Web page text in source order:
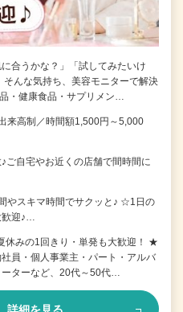
に合うかな？」「試してみたいけ
んな気持ち、美容モニターで解決
・健康食品・サプリメン…
来高制／時間額1,500円～5,000
自宅やお近くの店舗で間時間に
やスキマ時間でサクッと♪ ☆1日の
歓迎♪…
休みの1回きり・単発も大歓迎！ ★
員・個人事業主・パート・アルバ
ーターなど、20代～50代…